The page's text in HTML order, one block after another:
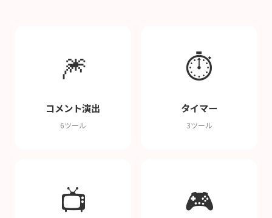
🎆
コメント演出
6ツール
⏱️
タイマー
3ツール
📺 🎮